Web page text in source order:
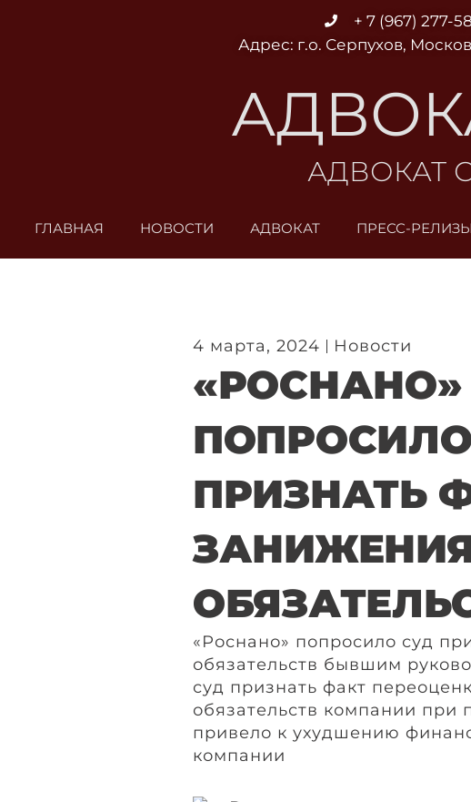
+ 7 (967) 277-
Адрес: г.о. Серпухов,
АДВОКАТ
ГЛАВНАЯ НОВОСТИ АДВОКАТ ПРЕСС-РЕЛИЗЫ
4 марта, 2024 Новости
«РОСНАНО»
ПРИЗНАТЬ
«Роснано» попросило суд
обязательств бывшим
суд признать факт
обязательств компании при
привело к ухудшению
компании